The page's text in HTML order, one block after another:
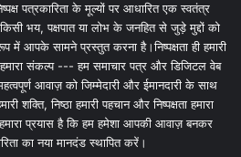
पत्रकारिता के मूल्यों पर आधारित एक स्वतंत्र
किसी भय, पक्षपात या लोभ के जनहित से जुड़े मुद्दों को
आपके सामने प्रस्तुत करना है।निष्पक्षता ही हमारी
संकल्प --- हम समाचार पत्र और डिजिटल वेब
आवाज़ को जिम्मेदारी और ईमानदारी के साथ
शक्ति, निष्ठा हमारी पहचान और निष्पक्षता हमारा
प्रयास है कि हम हमेशा आपकी आवाज़ बनकर
का नया मानदंड स्थापित करें।